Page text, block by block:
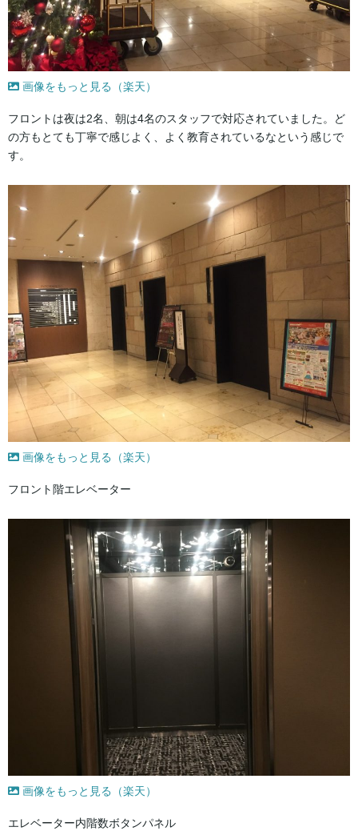
画像をもっと見る（楽天）
フロントは夜は2名、朝は4名のスタッフで対応されていました。ど
の方もとても丁寧で感じよく、よく教育されているなという感じで
す。
画像をもっと見る（楽天）
フロント階エレベーター
画像をもっと見る（楽天）
エレベーター内階数ボタンパネル